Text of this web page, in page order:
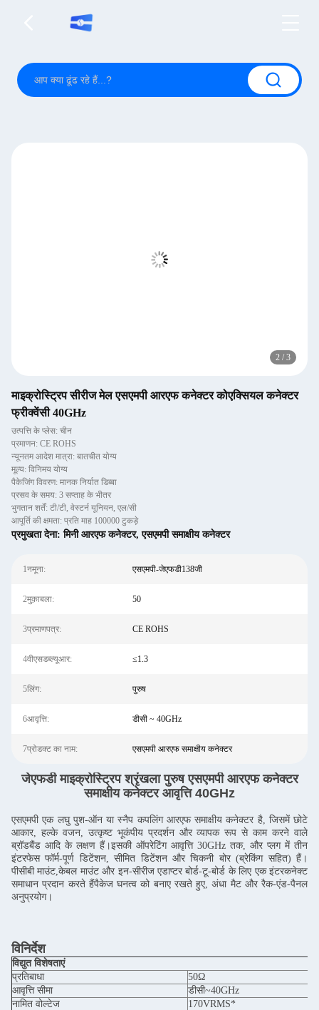
2 / 3
माइक्रोस्ट्रिप सीरीज मेल एसएमपी आरएफ कनेक्टर कोएक्सियल कनेक्टर
फ्रीक्वेंसी 40GHz
उत्पत्ति के प्लेस: चीन
प्रमाणन: CE ROHS
न्यूनतम आदेश मात्रा: बातचीत योग्य
मूल्य: विनिमय योग्य
पैकेजिंग विवरण: मानक निर्यात डिब्बा
प्रसव के समय: 3 सप्ताह के भीतर
भुगतान शर्तें: टी/टी, वेस्टर्न यूनियन, एल/सी
आपूर्ति की क्षमता: प्रति माह 100000 टुकड़े
प्रमुखता देना:मिनी आरएफ कनेक्टर,एसएमपी समाक्षीय कनेक्टर
1नमूना: एसएमपी-जेएफडी138जी
2मुक़ाबला: 50
3प्रमाणपत्र: CE ROHS
4वीएसडब्ल्यूआर: ≤1.3
5लिंग: पुरुष
6आवृत्ति: डीसी ~ 40GHz
7प्रोडक्ट का नाम: एसएमपी आरएफ समाक्षीय कनेक्टर
जेएफडी माइक्रोस्ट्रिप श्रृंखला पुरुष एसएमपी आरएफ कनेक्टर
समाक्षीय कनेक्टर आवृत्ति 40GHz
एसएमपी एक लघु पुश-ऑन या स्नैप कपलिंग आरएफ समाक्षीय कनेक्टर है, जिसमें छोटे
आकार, हल्के वजन, उत्कृष्ट भूकंपीय प्रदर्शन और व्यापक रूप से काम करने वाले
ब्रॉडबैंड आदि के लक्षण हैं।इसकी ऑपरेटिंग आवृत्ति 30GHz तक, और प्लग में तीन
इंटरफेस फॉर्म-पूर्ण डिटेंशन, सीमित डिटेंशन और चिकनी बोर (ब्रेकिंग सहित) हैं।
पीसीबी माउंट,केबल माउंट और इन-सीरीज एडाप्टर बोर्ड-टू-बोर्ड के लिए एक इंटरकनेक्ट
समाधान प्रदान करते हैंपैकेज घनत्व को बनाए रखते हुए, अंधा मैट और रैक-एंड-पैनल
अनुप्रयोग।
विनिर्देश
विद्युत विशेषताएं
प्रतिबाधा
50Ω
आवृत्ति सीमा
डीसी~40GHz
नामित वोल्टेज
170VRMS*